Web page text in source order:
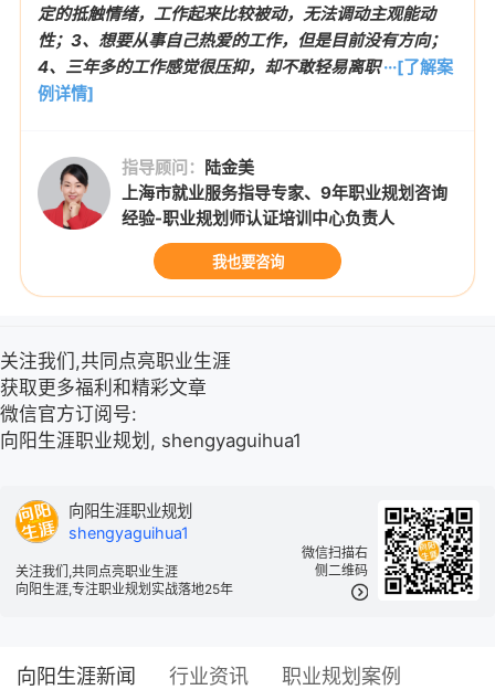
定的抵触情绪，工作起来比较被动，无法调动主观能动
性；3、想要从事自己热爱的工作，但是目前没有方向；
4、三年多的工作感觉很压抑，却不敢轻易离职···[了解案
例详情]
指导顾问： 陆金美
上海市就业服务指导专家、9年职业规划咨询
经验-职业规划师认证培训中心负责人
我也要咨询
关注我们,共同点亮职业生涯
获取更多福利和精彩文章
微信官方订阅号:
向阳生涯职业规划, shengyaguihua1
微信扫描右
侧二维码
向阳生涯职业规划
shengyaguihua1
关注我们,共同点亮职业生涯
向阳生涯,专注职业规划实战落地25年
向阳生涯新闻 行业资讯 职业规划案例